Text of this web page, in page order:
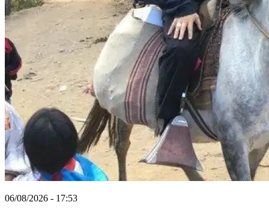
06/08/2026 - 17:53